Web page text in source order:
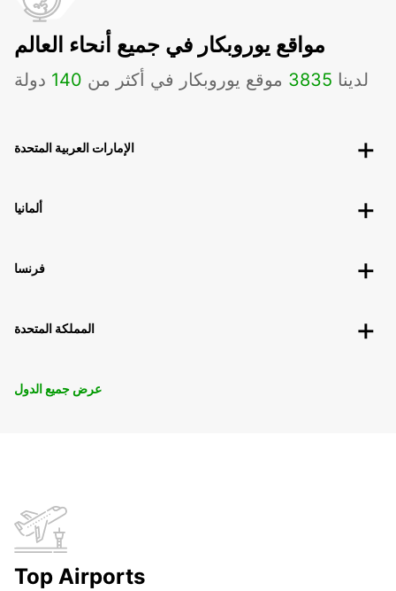
مواقع يوروبكار في جميع أنحاء العالم
لدينا 3835 موقع يوروبكار في أكثر من 140 دولة
الإمارات العربية المتحدة
ألمانيا
فرنسا
المملكة المتحدة
عرض جميع الدول
Top Airports